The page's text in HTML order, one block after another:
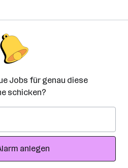
Jobs für genau diese
schicken?
anlegen